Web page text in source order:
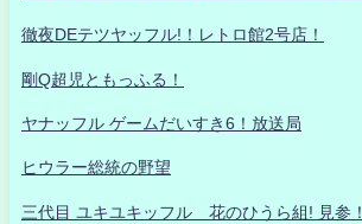
徹夜DEテツヤッフル!！レトロ館2号店！
剛Q超児ともっふる！
ヤナッフル ゲームだいすき6！放送局
ヒウラー総統の野望
三代目 ユキユキッフル 花のひうら組! 見参！